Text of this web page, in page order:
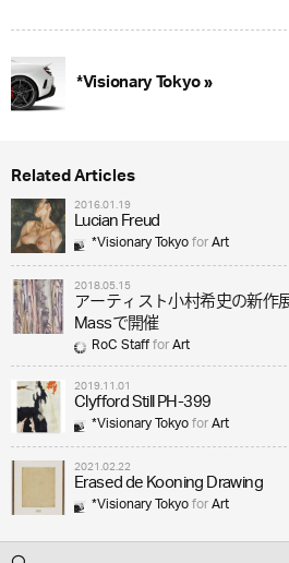
*Visionary Tokyo »
Related Articles
2016.01.19
Lucian Freud
*Visionary TokyoforArt
2018.05.15
アーティスト小村希史の新作
Massで開催
RoC StaffforArt
2019.11.01
Clyfford Still PH-399
*Visionary TokyoforArt
2021.02.22
Erased de Kooning Drawing
*Visionary TokyoforArt